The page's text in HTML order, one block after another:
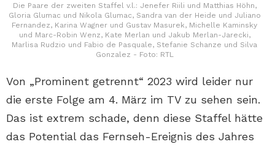
Die Paare der zweiten Staffel v.l.: Jenefer Riili und Matthias Höhn,
Gloria Glumac und Nikola Glumac, Sandra van der Heide und Juliano
Fernandez, Karina Wagner und Gustav Masurek, Michelle Kaminsky
und Marc-Robin Wenz, Kate Merlan und Jakub Merlan-Jarecki,
Marlisa Rudzio und Fabio de Pasquale, Stefanie Schanze und Silva
Gonzalez - Foto: RTL
Von „Prominent getrennt“ 2023 wird leider nur
die erste Folge am 4. März im TV zu sehen sein.
Das ist extrem schade, denn diese Staffel hätte
das Potential das Fernseh-Ereignis des Jahres